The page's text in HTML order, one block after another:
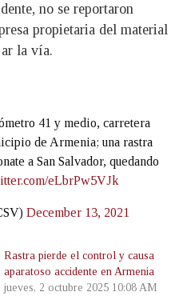
no se reportaron
propietaria del material
la vía.
41 y medio, carretera
de Armenia; una rastra
a San Salvador, quedando
eLbrPw5VJk
December 13, 2021
Rastra pierde el control y causa
aparatoso accidente en Armenia
jueves, 2 octubre 2025 10:08 AM